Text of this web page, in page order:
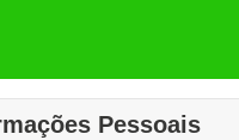
Pessoais